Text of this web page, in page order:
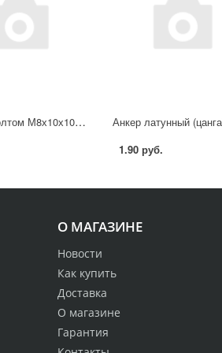
Анкер с болтом М8х10х100 мм STARFIX
1.90 руб.
О МАГАЗИНЕ
Новости
Как купить
Доставка
О магазине
Гарантия